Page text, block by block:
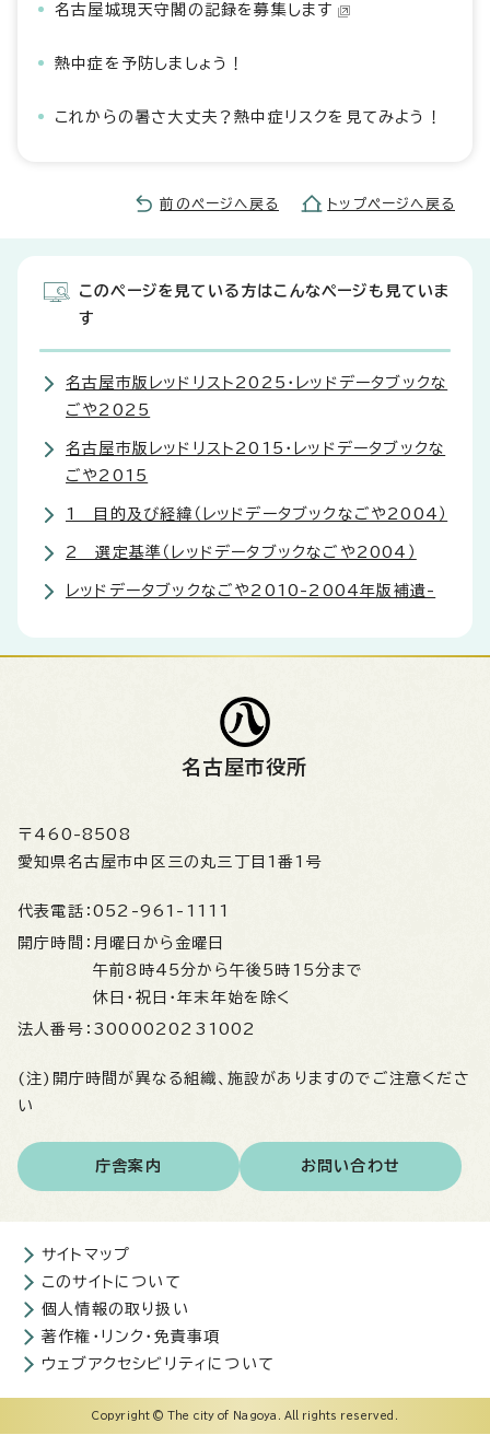
名古屋城現天守閣の記録を募集します
熱中症を予防しましょう！
これからの暑さ大丈夫？熱中症リスクを見てみよう！
前のページへ戻る トップページへ戻る
このページを見ている方はこんなページも見ていま
す
名古屋市版レッドリスト2025・レッドデータブックな
ごや2025
名古屋市版レッドリスト2015・レッドデータブックな
ごや2015
1 目的及び経緯（レッドデータブックなごや2004）
2 選定基準（レッドデータブックなごや2004）
レッドデータブックなごや2010-2004年版補遺-
名古屋市役所
〒460-8508
愛知県名古屋市中区三の丸三丁目1番1号
代表電話： 052-961-1111
開庁時間： 月曜日から金曜日
午前8時45分から午後5時15分まで
休日・祝日・年末年始を除く
法人番号： 3000020231002
(注)開庁時間が異なる組織、施設がありますのでご注意くださ
い
庁舎案内 お問い合わせ
サイトマップ
このサイトについて
個人情報の取り扱い
著作権・リンク・免責事項
ウェブアクセシビリティについて
Copyright © The city of Nagoya. All rights reserved.